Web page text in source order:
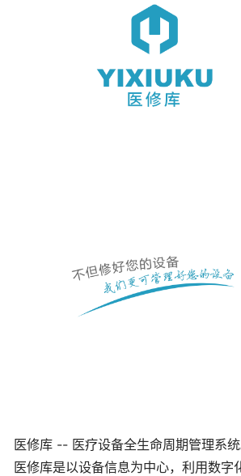
医修库 -- 医疗设备全生命周期管理系统
医修库是以设备信息为中心，利用数字